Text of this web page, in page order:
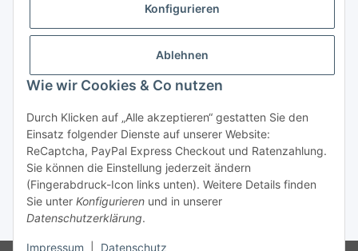
Konfigurieren
Ablehnen
Wie wir Cookies & Co nutzen
Durch Klicken auf „Alle akzeptieren“ gestatten Sie den
Einsatz folgender Dienste auf unserer Website:
ReCaptcha, PayPal Express Checkout und Ratenzahlung.
Sie können die Einstellung jederzeit ändern
(Fingerabdruck-Icon links unten). Weitere Details finden
Sie unter Konfigurieren und in unserer
Datenschutzerklärung.
Impressum Datenschutz
Vertrag widerrufen
* Alle Preise inkl. gesetzlicher USt., zzgl.